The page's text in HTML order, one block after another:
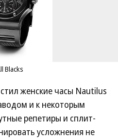
Blacks
женские часы Nautilus
и к некоторым
репетиры и сплит-
усложнения не